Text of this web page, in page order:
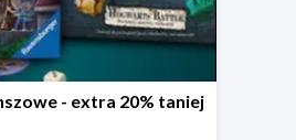
- extra 20% taniej